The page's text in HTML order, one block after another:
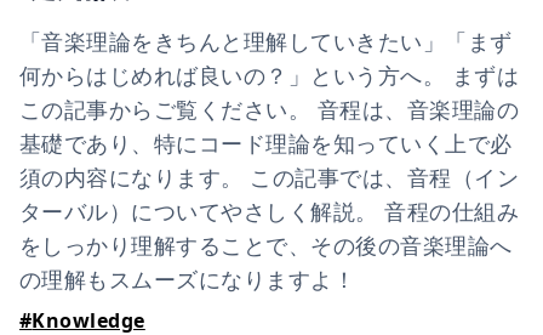
「音楽理論をきちんと理解していきたい」「まず
何からはじめれば良いの？」という方へ。 まずは
この記事からご覧ください。 音程は、音楽理論の
基礎であり、特にコード理論を知っていく上で必
須の内容になります。 この記事では、音程（イン
ターバル）についてやさしく解説。 音程の仕組み
をしっかり理解することで、その後の音楽理論へ
の理解もスムーズになりますよ！
#Knowledge